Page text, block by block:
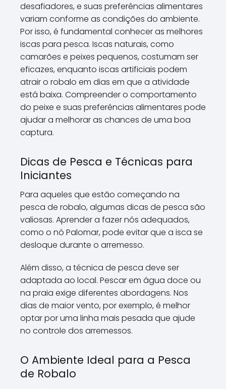
desafiadores, e suas preferências alimentares
variam conforme as condições do ambiente.
Por isso, é fundamental conhecer as melhores
iscas para pesca. Iscas naturais, como
camarões e peixes pequenos, costumam ser
eficazes, enquanto iscas artificiais podem
atrair o robalo em dias em que a atividade
está baixa. Compreender o comportamento
do peixe e suas preferências alimentares pode
ajudar a melhorar as chances de uma boa
captura.
Dicas de Pesca e Técnicas para
Iniciantes
Para aqueles que estão começando na
pesca de robalo, algumas dicas de pesca são
valiosas. Aprender a fazer nós adequados,
como o nó Palomar, pode evitar que a isca se
desloque durante o arremesso.
Além disso, a técnica de pesca deve ser
adaptada ao local. Pescar em água doce ou
na praia exige diferentes abordagens. Nos
dias de maior vento, por exemplo, é melhor
optar por uma linha mais pesada que ajude
no controle dos arremessos.
O Ambiente Ideal para a Pesca
de Robalo